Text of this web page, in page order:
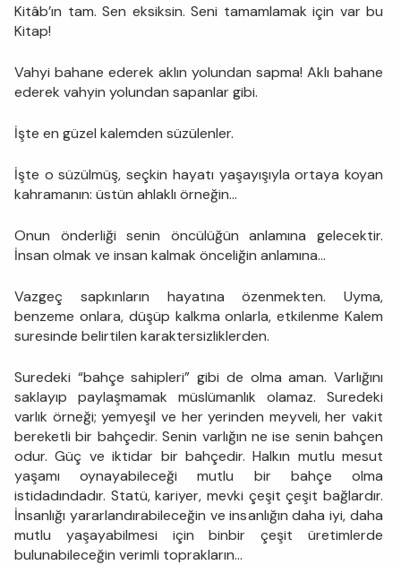
Kitâb’ın tam. Sen eksiksin. Seni tamamlamak için var bu
Kitap!
Vahyi bahane ederek aklın yolundan sapma! Aklı bahane
ederek vahyin yolundan sapanlar gibi.
İşte en güzel kalemden süzülenler.
İşte o süzülmüş, seçkin hayatı yaşayışıyla ortaya koyan
kahramanın: üstün ahlaklı örneğin…
Onun önderliği senin öncülüğün anlamına gelecektir.
İnsan olmak ve insan kalmak önceliğin anlamına…
Vazgeç sapkınların hayatına özenmekten. Uyma,
benzeme onlara, düşüp kalkma onlarla, etkilenme Kalem
suresinde belirtilen karaktersizliklerden.
Suredeki “bahçe sahipleri” gibi de olma aman. Varlığını
saklayıp paylaşmamak müslümanlık olamaz. Suredeki
varlık örneği; yemyeşil ve her yerinden meyveli, her vakit
bereketli bir bahçedir. Senin varlığın ne ise senin bahçen
odur. Güç ve iktidar bir bahçedir. Halkın mutlu mesut
yaşamı oynayabileceği mutlu bir bahçe olma
istidadındadır. Statü, kariyer, mevki çeşit çeşit bağlardır.
İnsanlığı yararlandırabileceğin ve insanlığın daha iyi, daha
mutlu yaşayabilmesi için binbir çeşit üretimlerde
bulunabileceğin verimli toprakların...